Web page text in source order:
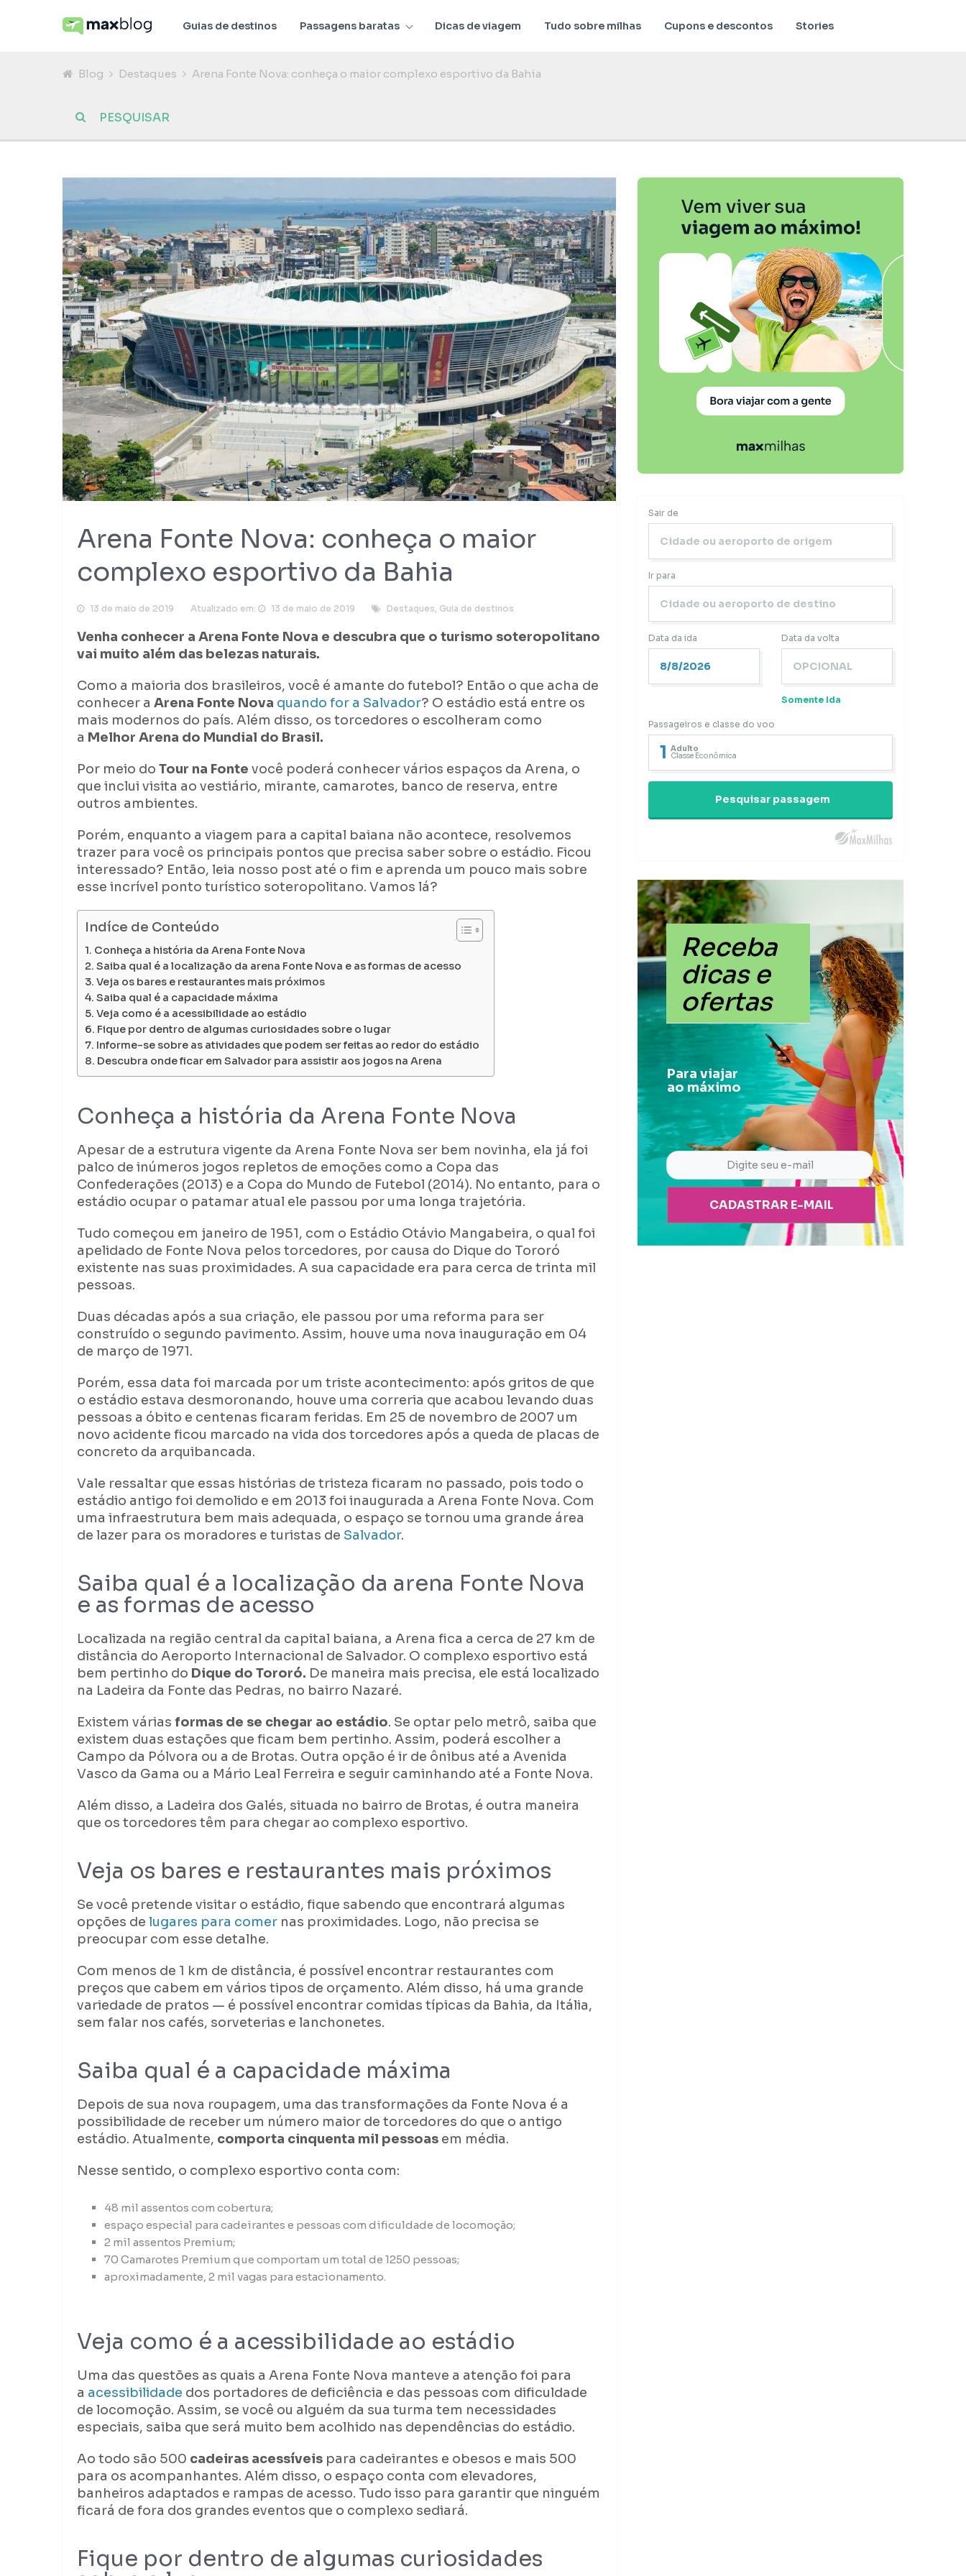
Guias de destinos Passagens baratas Dicas de viagem Tudo sobre milhas Cupons e descontos Stories
Blog Destaques Arena Fonte Nova: conheça o maior complexo esportivo da Bahia
Arena Fonte Nova: conheça o maior
complexo esportivo da Bahia
13 de maio de 2019 Atualizado em: 13 de maio de 2019 Destaques, Guia de destinos
Venha conhecer a Arena Fonte Nova e descubra que o turismo soteropolitano
vai muito além das belezas naturais.
Como a maioria dos brasileiros, você é amante do futebol? Então o que acha de
conhecer a Arena Fonte Nova quando for a Salvador? O estádio está entre os
mais modernos do país. Além disso, os torcedores o escolheram como
a Melhor Arena do Mundial do Brasil.
Por meio do Tour na Fonte você poderá conhecer vários espaços da Arena, o
que inclui visita ao vestiário, mirante, camarotes, banco de reserva, entre
outros ambientes.
Porém, enquanto a viagem para a capital baiana não acontece, resolvemos
trazer para você os principais pontos que precisa saber sobre o estádio. Ficou
interessado? Então, leia nosso post até o fim e aprenda um pouco mais sobre
esse incrível ponto turístico soteropolitano. Vamos lá?
Indíce de Conteúdo
Conheça a história da Arena Fonte Nova
Saiba qual é a localização da arena Fonte Nova e as formas de acesso
Veja os bares e restaurantes mais próximos
Saiba qual é a capacidade máxima
Veja como é a acessibilidade ao estádio
Fique por dentro de algumas curiosidades sobre o lugar
Informe-se sobre as atividades que podem ser feitas ao redor do estádio
Descubra onde ficar em Salvador para assistir aos jogos na Arena
Conheça a história da Arena Fonte Nova
Apesar de a estrutura vigente da Arena Fonte Nova ser bem novinha, ela já foi
palco de inúmeros jogos repletos de emoções como a Copa das
Confederações (2013) e a Copa do Mundo de Futebol (2014). No entanto, para o
estádio ocupar o patamar atual ele passou por uma longa trajetória.
Tudo começou em janeiro de 1951, com o Estádio Otávio Mangabeira, o qual foi
apelidado de Fonte Nova pelos torcedores, por causa do Dique do Tororó
existente nas suas proximidades. A sua capacidade era para cerca de trinta mil
pessoas.
Duas décadas após a sua criação, ele passou por uma reforma para ser
construído o segundo pavimento. Assim, houve uma nova inauguração em 04
de março de 1971.
Porém, essa data foi marcada por um triste acontecimento: após gritos de que
o estádio estava desmoronando, houve uma correria que acabou levando duas
pessoas a óbito e centenas ficaram feridas. Em 25 de novembro de 2007 um
novo acidente ficou marcado na vida dos torcedores após a queda de placas de
concreto da arquibancada.
Vale ressaltar que essas histórias de tristeza ficaram no passado, pois todo o
estádio antigo foi demolido e em 2013 foi inaugurada a Arena Fonte Nova. Com
uma infraestrutura bem mais adequada, o espaço se tornou uma grande área
de lazer para os moradores e turistas de Salvador.
Saiba qual é a localização da arena Fonte Nova
e as formas de acesso
Localizada na região central da capital baiana, a Arena fica a cerca de 27 km de
distância do Aeroporto Internacional de Salvador. O complexo esportivo está
bem pertinho do Dique do Tororó. De maneira mais precisa, ele está localizado
na Ladeira da Fonte das Pedras, no bairro Nazaré.
Existem várias formas de se chegar ao estádio. Se optar pelo metrô, saiba que
existem duas estações que ficam bem pertinho. Assim, poderá escolher a
Campo da Pólvora ou a de Brotas. Outra opção é ir de ônibus até a Avenida
Vasco da Gama ou a Mário Leal Ferreira e seguir caminhando até a Fonte Nova.
Além disso, a Ladeira dos Galés, situada no bairro de Brotas, é outra maneira
que os torcedores têm para chegar ao complexo esportivo.
Veja os bares e restaurantes mais próximos
Se você pretende visitar o estádio, fique sabendo que encontrará algumas
opções de lugares para comer nas proximidades. Logo, não precisa se
preocupar com esse detalhe.
Com menos de 1 km de distância, é possível encontrar restaurantes com
preços que cabem em vários tipos de orçamento. Além disso, há uma grande
variedade de pratos — é possível encontrar comidas típicas da Bahia, da Itália,
sem falar nos cafés, sorveterias e lanchonetes.
Saiba qual é a capacidade máxima
Depois de sua nova roupagem, uma das transformações da Fonte Nova é a
possibilidade de receber um número maior de torcedores do que o antigo
estádio. Atualmente, comporta cinquenta mil pessoas em média.
Nesse sentido, o complexo esportivo conta com:
48 mil assentos com cobertura;
espaço especial para cadeirantes e pessoas com dificuldade de locomoção;
2 mil assentos Premium;
70 Camarotes Premium que comportam um total de 1250 pessoas;
aproximadamente, 2 mil vagas para estacionamento.
Veja como é a acessibilidade ao estádio
Uma das questões as quais a Arena Fonte Nova manteve a atenção foi para
a acessibilidade dos portadores de deficiência e das pessoas com dificuldade
de locomoção. Assim, se você ou alguém da sua turma tem necessidades
especiais, saiba que será muito bem acolhido nas dependências do estádio.
Ao todo são 500 cadeiras acessíveis para cadeirantes e obesos e mais 500
para os acompanhantes. Além disso, o espaço conta com elevadores,
banheiros adaptados e rampas de acesso. Tudo isso para garantir que ninguém
ficará de fora dos grandes eventos que o complexo sediará.
Fique por dentro de algumas curiosidades
Sair de
Ir para
Data da ida Data da volta
Somente Ida
Passageiros e classe do voo
1 Adulto
Classe Econômica
Pesquisar passagem
Receba
dicas e
ofertas
Para viajar
ao máximo
CADASTRAR E-MAIL